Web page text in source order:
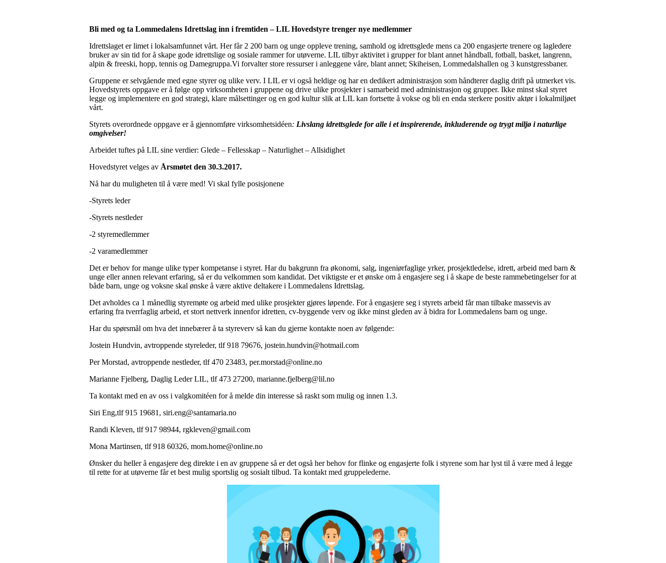
Bli med og ta Lommedalens Idrettslag inn i fremtiden – LIL Hovedstyre trenger nye medlemmer
Idrettslaget er limet i lokalsamfunnet vårt. Her får 2 200 barn og unge oppleve trening, samhold og idrettsglede mens ca 200 engasjerte trenere og lagledere
bruker av sin tid for å skape gode idrettslige og sosiale rammer for utøverne. LIL tilbyr aktivitet i grupper for blant annet håndball, fotball, basket, langrenn,
alpin & freeski, hopp, tennis og Damegruppa.Vi forvalter store ressurser i anleggene våre, blant annet; Skiheisen, Lommedalshallen og 3 kunstgressbaner.
Gruppene er selvgående med egne styrer og ulike verv. I LIL er vi også heldige og har en dedikert administrasjon som håndterer daglig drift på utmerket vis.
Hovedstyrets oppgave er å følge opp virksomheten i gruppene og drive ulike prosjekter i samarbeid med administrasjon og grupper. Ikke minst skal styret
legge og implementere en god strategi, klare målsettinger og en god kultur slik at LIL kan fortsette å vokse og bli en enda sterkere positiv aktør i lokalmiljøet
vårt.
Styrets overordnede oppgave er å gjennomføre virksomhetsidéen: Livslang idrettsglede for alle i et inspirerende, inkluderende og trygt miljø i naturlige
omgivelser!
Arbeidet tuftes på LIL sine verdier: Glede – Fellesskap – Naturlighet – Allsidighet
Hovedstyret velges av Årsmøtet den 30.3.2017.
Nå har du muligheten til å være med! Vi skal fylle posisjonene
-Styrets leder
-Styrets nestleder
-2 styremedlemmer
-2 varamedlemmer
Det er behov for mange ulike typer kompetanse i styret. Har du bakgrunn fra økonomi, salg, ingeniørfaglige yrker, prosjektledelse, idrett, arbeid med barn &
unge eller annen relevant erfaring, så er du velkommen som kandidat. Det viktigste er et ønske om å engasjere seg i å skape de beste rammebetingelser for at
både barn, unge og voksne skal ønske å være aktive deltakere i Lommedalens Idrettslag.
Det avholdes ca 1 månedlig styremøte og arbeid med ulike prosjekter gjøres løpende. For å engasjere seg i styrets arbeid får man tilbake massevis av
erfaring fra tverrfaglig arbeid, et stort nettverk innenfor idretten, cv-byggende verv og ikke minst gleden av å bidra for Lommedalens barn og unge.
Har du spørsmål om hva det innebærer å ta styreverv så kan du gjerne kontakte noen av følgende:
Jostein Hundvin, avtroppende styreleder, tlf 918 79676, jostein.hundvin@hotmail.com
Per Morstad, avtroppende nestleder, tlf 470 23483, per.morstad@online.no
Marianne Fjelberg, Daglig Leder LIL, tlf 473 27200, marianne.fjelberg@lil.no
Ta kontakt med en av oss i valgkomitéen for å melde din interesse så raskt som mulig og innen 1.3.
Siri Eng,tlf 915 19681, siri.eng@santamaria.no
Randi Kleven, tlf 917 98944, rgkleven@gmail.com
Mona Martinsen, tlf 918 60326, mom.home@online.no
Ønsker du heller å engasjere deg direkte i en av gruppene så er det også her behov for flinke og engasjerte folk i styrene som har lyst til å være med å legge
til rette for at utøverne får et best mulig sportslig og sosialt tilbud. Ta kontakt med gruppelederne.